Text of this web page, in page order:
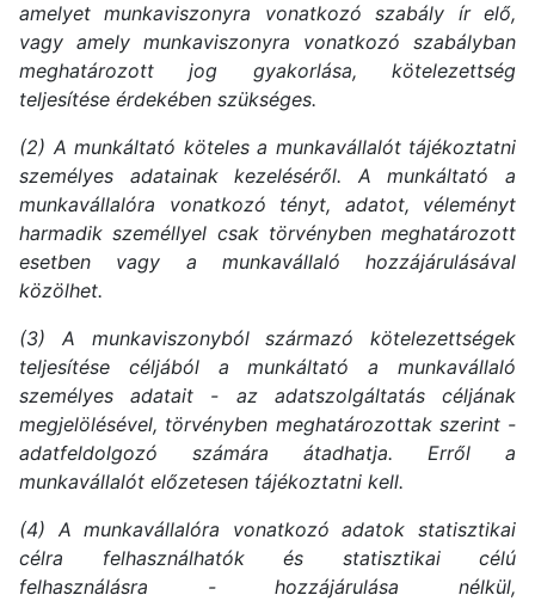
amelyet munkaviszonyra vonatkozó szabály ír elő,
vagy amely munkaviszonyra vonatkozó szabályban
meghatározott jog gyakorlása, kötelezettség
teljesítése érdekében szükséges.
(2) A munkáltató köteles a munkavállalót tájékoztatni
személyes adatainak kezeléséről. A munkáltató a
munkavállalóra vonatkozó tényt, adatot, véleményt
harmadik személlyel csak törvényben meghatározott
esetben vagy a munkavállaló hozzájárulásával
közölhet.
(3) A munkaviszonyból származó kötelezettségek
teljesítése céljából a munkáltató a munkavállaló
személyes adatait - az adatszolgáltatás céljának
megjelölésével, törvényben meghatározottak szerint -
adatfeldolgozó számára átadhatja. Erről a
munkavállalót előzetesen tájékoztatni kell.
(4) A munkavállalóra vonatkozó adatok statisztikai
célra felhasználhatók és statisztikai célú
felhasználásra - hozzájárulása nélkül,